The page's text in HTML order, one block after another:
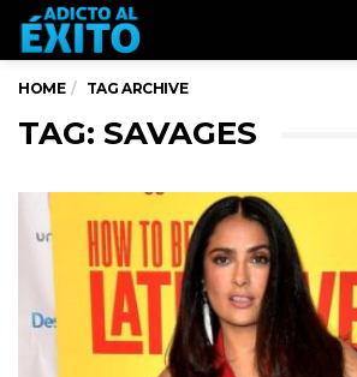
HOME TAG ARCHIVE
TAG: SAVAGES